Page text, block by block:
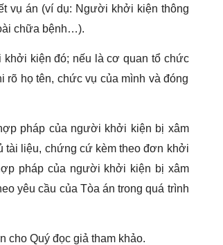
vụ án (ví dụ: Người khởi kiện thông
chữa bệnh…).
kiện đó; nếu là cơ quan tổ chức
họ tên, chức vụ của mình và đóng
pháp của người khởi kiện bị xâm
tài liệu, chứng cứ kèm theo đơn khởi
pháp của người khởi kiện bị xâm
yêu cầu của Tòa án trong quá trình
cho Quý đọc giả tham khảo.